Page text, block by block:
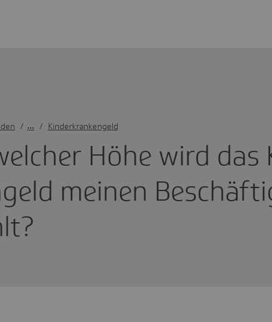
Höhe wird
meinen
/ Kinderkrankengeld